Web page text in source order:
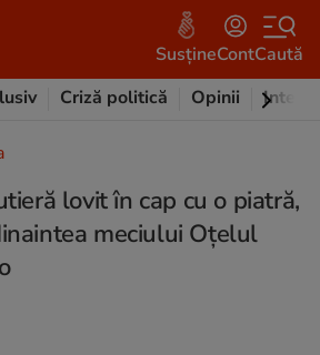
SusțineContCaută
Criză politică Opinii
lovit în cap cu o piatră,
meciului Oţelul